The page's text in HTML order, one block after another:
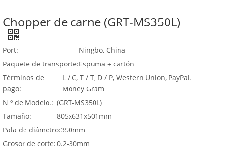
Chopper de carne (GRT-MS350L)
Port:
Ningbo, China
Paquete de transporte:Espuma + cartón
Términos de
pago:
L / C, T / T, D / P, Western Union, PayPal,
Money Gram
N º de Modelo.: (GRT-MS350L)
Tamaño:
805x631x501mm
Pala de diámetro:350mm
Grosor de corte:0.2-30mm